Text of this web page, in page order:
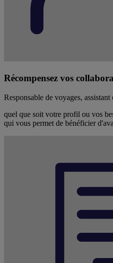
Récompensez vos
Responsable de voyages, assistant
quel que soit votre profil ou vos
qui vous permet de bénéficier